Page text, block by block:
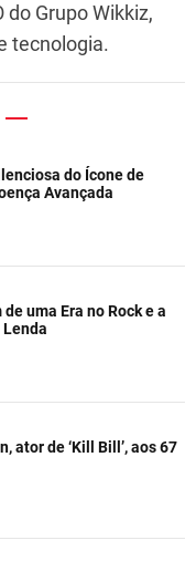
do Grupo Wikkiz,
tecnologia.
do Ícone de
Avançada
uma Era no Rock e a
ator de ‘Kill Bill’, aos 67